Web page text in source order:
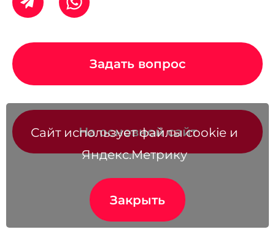
На основной сайт
Задать вопрос
Сайт использует файлы cookie и
Яндекс.Метрику
Закрыть